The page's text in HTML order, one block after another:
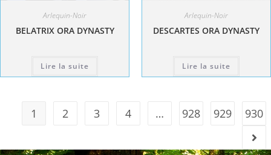
Arlequin-Noir
BELATRIX ORA DYNASTY
Lire la suite
Arlequin-Noir
DESCARTES ORA DYNASTY
Lire la suite
1 2 3 4 … 928 929 930